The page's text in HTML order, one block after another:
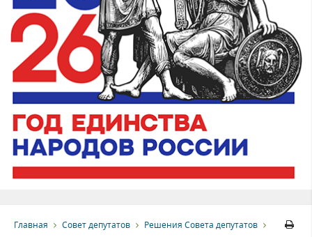
Главная Совет депутатов Решения Совета депутатов